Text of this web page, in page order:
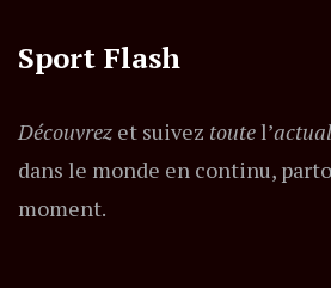
Sport Flash
Découvrez et suivez toutel’
dans le monde en continu,
moment.